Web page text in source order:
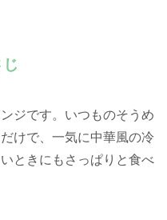
ジです。いつものそうめ
けで、一気に中華風の冷
ときにもさっぱりと食べ